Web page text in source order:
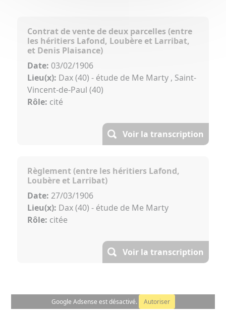
Contrat de vente de deux parcelles (entre
les héritiers Lafond, Loubère et Larribat,
et Denis Plaisance)
Date: 03/02/1906
Lieu(x): Dax (40) - étude de Me Marty , Saint-
Vincent-de-Paul (40)
Rôle: cité
Voir la transcription
Règlement (entre les héritiers Lafond,
Loubère et Larribat)
Date: 27/03/1906
Lieu(x): Dax (40) - étude de Me Marty
Rôle: citée
Voir la transcription
Google Adsense est désactivé. Autoriser